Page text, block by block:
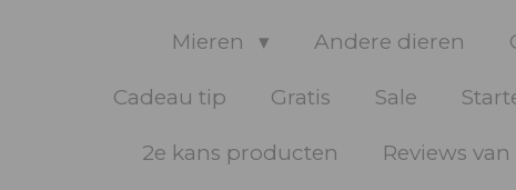
Mieren Andere dieren
Cadeau tip Gratis Sale
2e kans producten Reviews